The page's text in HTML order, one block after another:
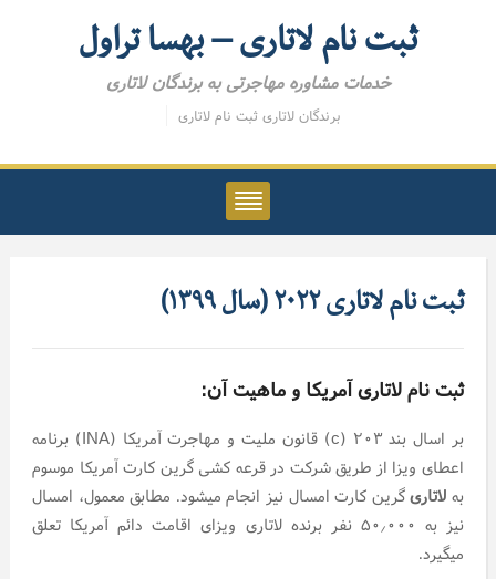
ثبت نام لاتاری – بهسا تراول
خدمات مشاوره مهاجرتی به برندگان لاتاری
برندگان لاتاری ثبت نام لاتاری
ثبت نام لاتاری ۲۰۲۲ (سال ۱۳۹۹)
ثبت نام لاتاری آمریکا و ماهیت آن:
بر اسال بند ۲۰۳ (c) قانون ملیت و مهاجرت آمریکا (INA) برنامه
اعطای ویزا از طریق شرکت در قرعه کشی گرین کارت آمریکا موسوم
به لاتاریگرین کارت امسال نیز انجام میشود. مطابق معمول، امسال
نیز به ۵۰٫۰۰۰ نفر برنده لاتاری ویزای اقامت دائم آمریکا تعلق
میگیرد.